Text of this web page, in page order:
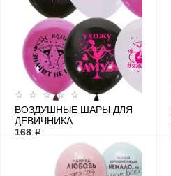
ВОЗДУШНЫЕ ШАРЫ ДЛЯ
ДЕВИЧНИКА
168 ₽